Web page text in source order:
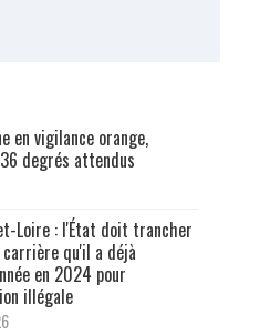
en vigilance orange,
degrés attendus
Loire : l'État doit trancher
carrière qu'il a déjà
en 2024 pour
illégale